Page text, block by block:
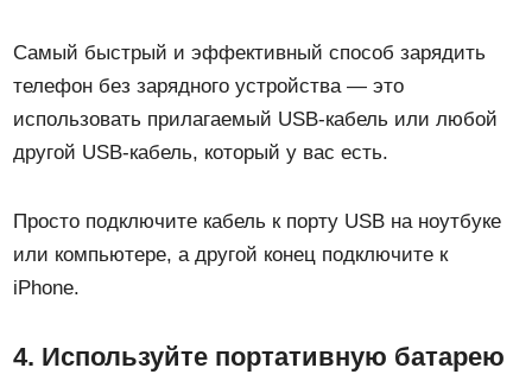
Самый быстрый и эффективный способ зарядить
телефон без зарядного устройства — это
использовать прилагаемый USB-кабель или любой
другой USB-кабель, который у вас есть.
Просто подключите кабель к порту USB на ноутбуке
или компьютере, а другой конец подключите к
iPhone.
4. Используйте портативную батарею